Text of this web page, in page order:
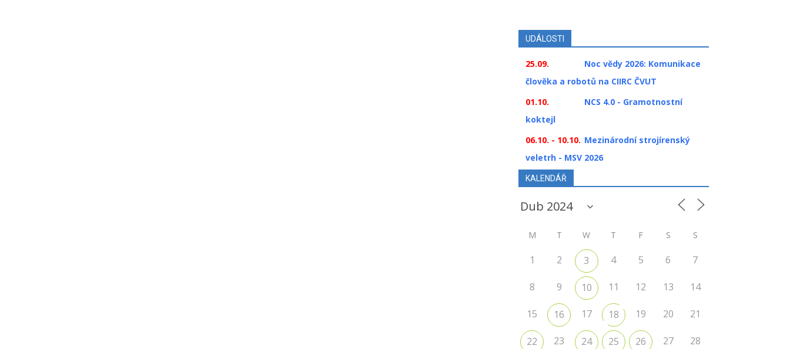
UDÁLOSTI
25.09.
Noc vědy 2026: Komunikace
člověka a robotů na CIIRC ČVUT
01.10.
NCS 4.0 - Gramotnostní
koktejl
06.10. - 10.10. Mezinárodní strojírenský
veletrh - MSV 2026
KALENDÁŘ
M T W T F S S
1 2 3 4 5 6 7
8 9 10 11 12 13 14
15 16 17 18 19 20 21
22 23 24 25 26 27 28